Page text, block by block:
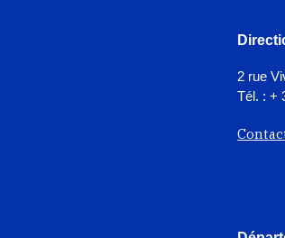
2 rue
Tél. : +